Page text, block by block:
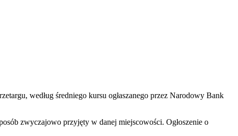
według średniego kursu ogłaszanego przez Narodowy Bank
zwyczajowo przyjęty w danej miejscowości. Ogłoszenie o